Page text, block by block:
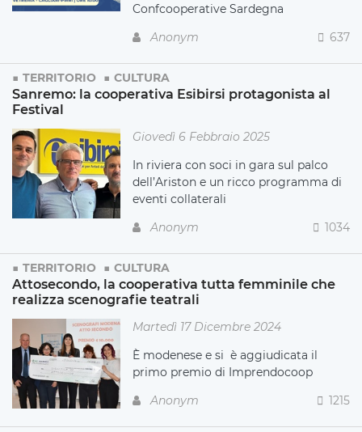
Confcooperative Sardegna
Anonym
637
TERRITORIO CULTURA
Sanremo: la cooperativa Esibirsi protagonista al
Festival
Giovedì 6 Febbraio 2025
In riviera con soci in gara sul palco
dell’Ariston e un ricco programma di
eventi collaterali
Anonym
1034
TERRITORIO CULTURA
Attosecondo, la cooperativa tutta femminile che
realizza scenografie teatrali
Martedì 17 Dicembre 2024
È modenese e si è aggiudicata il
primo premio di Imprendocoop
Anonym
1215